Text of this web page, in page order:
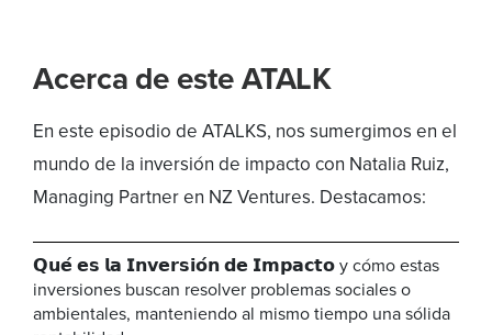
Acerca de este ATALK
En este episodio de ATALKS, nos sumergimos en el
mundo de la inversión de impacto con Natalia Ruiz,
Managing Partner en NZ Ventures. Destacamos:
𝗤𝘂𝗲́ 𝗲𝘀 𝗹𝗮 𝗜𝗻𝘃𝗲𝗿𝘀𝗶𝗼́𝗻 𝗱𝗲 𝗜𝗺𝗽𝗮𝗰𝘁𝗼 y cómo estas
inversiones buscan resolver problemas sociales o
ambientales, manteniendo al mismo tiempo una sólida